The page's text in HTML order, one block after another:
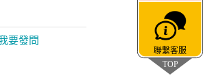
要發問
聯繫客服
TOP